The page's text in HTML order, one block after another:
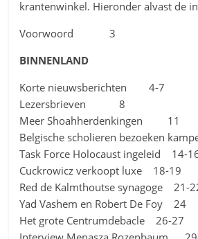
krantenwinkel. Hieronder alvast de
Voorwoord 3
BINNENLAND
Korte nieuwsberichten 4-7
Lezersbrieven 8
Meer Shoahherdenkingen 11
Belgische scholieren bezoeken
Task Force Holocaust ingeleid 14-
Cuckrowicz verkoopt luxe 18-19
Red de Kalmthoutse synagoge 21-
Yad Vashem en Robert De Foy 24
Het grote Centrumdebacle 26-27